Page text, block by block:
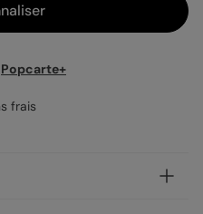
Popcarte+
frais